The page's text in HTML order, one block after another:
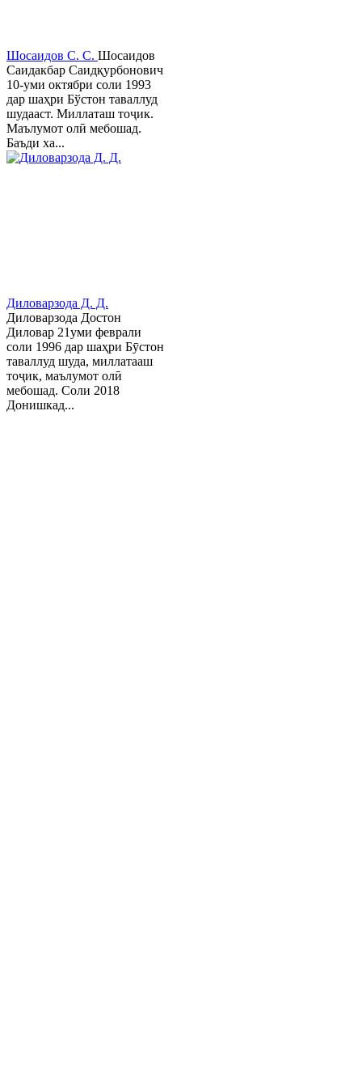
Шосаидов С. С. Шосаидов
Саидакбар Саидқурбонович
10-уми октябри соли 1993
дар шаҳри Бўстон таваллуд
шудааст. Миллаташ тоҷик.
Маълумот олӣ мебошад.
Баъди ха...
Диловарзода Д. Д.
Диловарзода Достон
Диловар 21уми феврали
соли 1996 дар шаҳри Бӯстон
таваллуд шуда, миллатааш
тоҷик, маълумот олӣ
мебошад. Соли 2018
Донишкад...